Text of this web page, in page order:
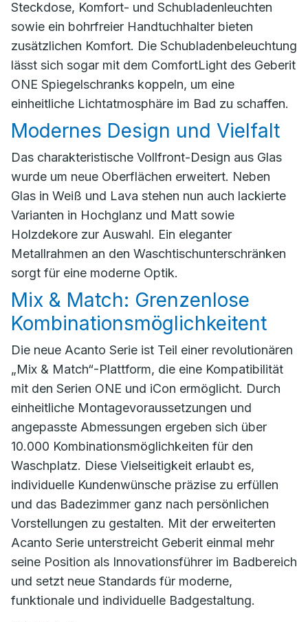
Steckdose, Komfort- und Schubladenleuchten
sowie ein bohrfreier Handtuchhalter bieten
zusätzlichen Komfort. Die Schubladenbeleuchtung
lässt sich sogar mit dem ComfortLight des Geberit
ONE Spiegelschranks koppeln, um eine
einheitliche Lichtatmosphäre im Bad zu schaffen.
Modernes Design und Vielfalt
Das charakteristische Vollfront-Design aus Glas
wurde um neue Oberflächen erweitert. Neben
Glas in Weiß und Lava stehen nun auch lackierte
Varianten in Hochglanz und Matt sowie
Holzdekore zur Auswahl. Ein eleganter
Metallrahmen an den Waschtischunterschränken
sorgt für eine moderne Optik.
Mix & Match: Grenzenlose
Kombinationsmöglichkeitent
Die neue Acanto Serie ist Teil einer revolutionären
„Mix & Match“-Plattform, die eine Kompatibilität
mit den Serien ONE und iCon ermöglicht. Durch
einheitliche Montagevoraussetzungen und
angepasste Abmessungen ergeben sich über
10.000 Kombinationsmöglichkeiten für den
Waschplatz. Diese Vielseitigkeit erlaubt es,
individuelle Kundenwünsche präzise zu erfüllen
und das Badezimmer ganz nach persönlichen
Vorstellungen zu gestalten. Mit der erweiterten
Acanto Serie unterstreicht Geberit einmal mehr
seine Position als Innovationsführer im Badbereich
und setzt neue Standards für moderne,
funktionale und individuelle Badgestaltung.